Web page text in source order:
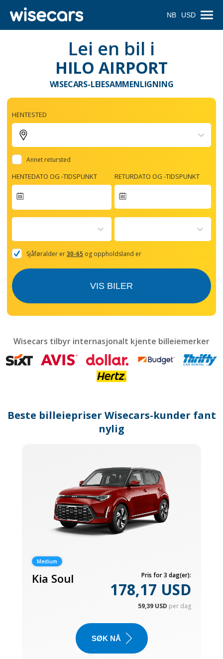
NB USD
Lei en bil i
HILO AIRPORT
WISECARS-LEIESAMMENLIGNING
HENTESTED
Annet retursted
HENTEDATO OG -TIDSPUNKT
forward
with
the
and
mark
to
get
changing
RETURDATO OG -TIDSPUNKT
Sjåføralder er30-65 og oppholdsland er
VIS BILER
Wisecars tilbyr internasjonalt kjente billeiemerker
Beste billeiepriser Wisecars-kunder fant
nylig
Medium
Kia Soul Pris for 3 dag(er):
178,17 USD
59,39 USD per dag
SØK NÅ